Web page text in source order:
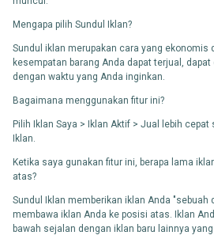
Mengapa pilih Sundul Iklan?
Sundul iklan merupakan cara yang ekonomis
kesempatan barang Anda dapat terjual,
dengan waktu yang Anda inginkan.
Bagaimana menggunakan fitur ini?
Pilih Iklan Saya > Iklan Aktif > Jual lebih cepat
Iklan.
Ketika saya gunakan fitur ini, berapa lama
atas?
Sundul Iklan memberikan iklan Anda "sebuah
membawa iklan Anda ke posisi atas. Iklan
bawah sejalan dengan iklan baru lainnya yang